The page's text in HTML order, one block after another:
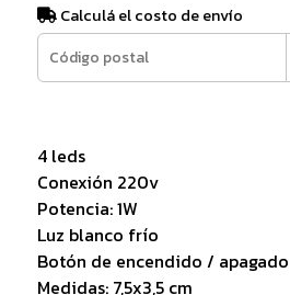
Calculá el costo de envío
4 leds
Conexión 220v
Potencia: 1W
Luz blanco frío
Botón de encendido / apagado
Medidas: 7,5x3,5 cm